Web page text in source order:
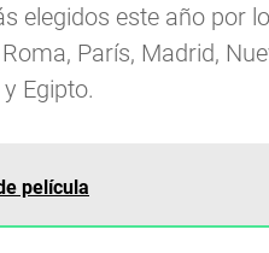
elegidos este año por
París, Madrid,
Egipto.
película